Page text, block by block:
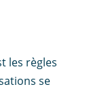
les règles
se